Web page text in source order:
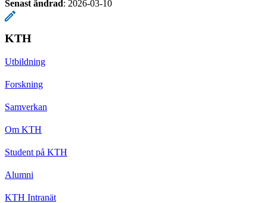
Senast ändrad : 2026-03-10
KTH
Utbildning
Forskning
Samverkan
Om KTH
Student på KTH
Alumni
KTH Intranät